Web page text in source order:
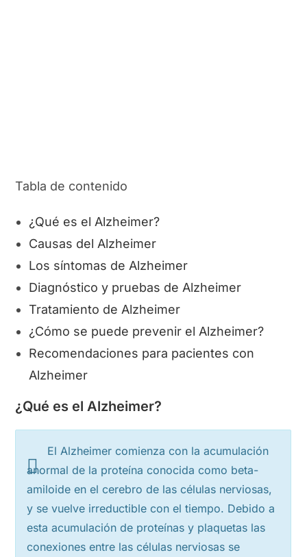
Tabla de contenido
¿Qué es el Alzheimer?
Causas del Alzheimer
Los síntomas de Alzheimer
Diagnóstico y pruebas de Alzheimer
Tratamiento de Alzheimer
¿Cómo se puede prevenir el Alzheimer?
Recomendaciones para pacientes con
Alzheimer
¿Qué es el Alzheimer?
El Alzheimer comienza con la acumulación
anormal de la proteína conocida como beta-
amiloide en el cerebro de las células nerviosas,
y se vuelve irreductible con el tiempo. Debido a
esta acumulación de proteínas y plaquetas las
conexiones entre las células nerviosas se